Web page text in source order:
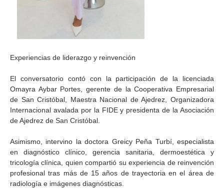
Experiencias de liderazgo y reinvención
El conversatorio contó con la participación de la licenciada
Omayra Aybar Portes, gerente de la Cooperativa Empresarial
de San Cristóbal, Maestra Nacional de Ajedrez, Organizadora
Internacional avalada por la FIDE y presidenta de la Asociación
de Ajedrez de San Cristóbal.
Asimismo, intervino la doctora Greicy Peña Turbí, especialista
en diagnóstico clínico, gerencia sanitaria, dermoestética y
tricología clínica, quien compartió su experiencia de reinvención
profesional tras más de 15 años de trayectoria en el área de
radiología e imágenes diagnósticas.